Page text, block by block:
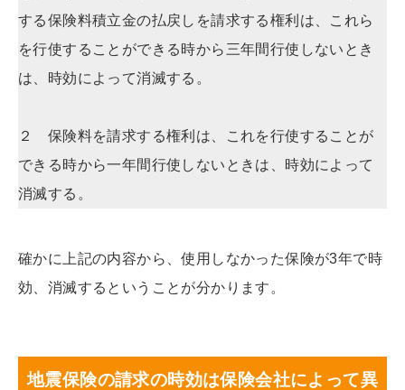
する保険料積立金の払戻しを請求する権利は、これら
を行使することができる時から三年間行使しないとき
は、時効によって消滅する。
２ 保険料を請求する権利は、これを行使することが
できる時から一年間行使しないときは、時効によって
消滅する。
確かに上記の内容から、使用しなかった保険が3年で時
効、消滅するということが分かります。
地震保険の請求の時効は保険会社によって異